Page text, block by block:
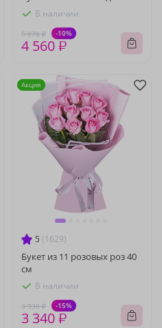
В наличии
5 070 ₽ -10%
4 560 ₽
5 (1629)
Букет из 11 розовых роз 40
см
В наличии
3 930 ₽ -15%
3 340 ₽
Акция